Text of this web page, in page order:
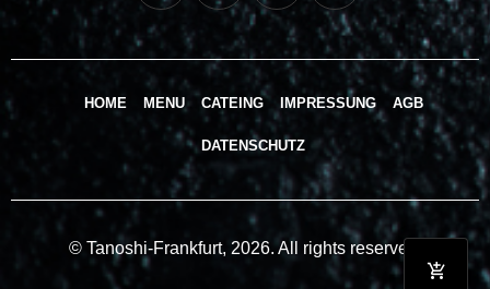
HOME MENU CATEING IMPRESSUNG AGB
DATENSCHUTZ
© Tanoshi-Frankfurt, 2026. All rights reserved.